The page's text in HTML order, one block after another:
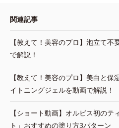
関連記事
【教えて！美容のプロ】泡立て
で解説！
【教えて！美容のプロ】美白と
イトニングジェルを動画で解説！
【ショート動画】オルビス初の
ト」おすすめの塗り方3パターン